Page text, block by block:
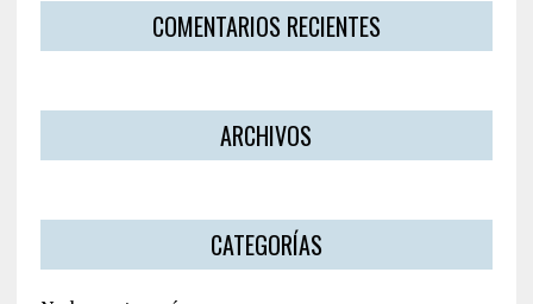
COMENTARIOS RECIENTES
ARCHIVOS
CATEGORÍAS